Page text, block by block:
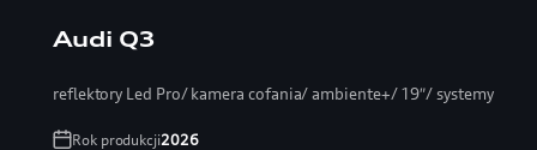
Audi Q3
reflektory Led Pro/ kamera cofania/ ambiente+/ 19″/ systemy
Rok produkcji2026